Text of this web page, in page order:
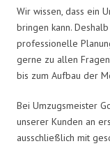
Wir wissen, dass ein
bringen kann.
professionelle
gerne zu allen
bis zum Aufbau der
Bei Umzugsmeister
unserer Kunden an
ausschließlich mit